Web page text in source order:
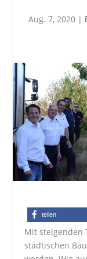
Aug. 7, 2020|
teilen
Mit steigenden
städtischen